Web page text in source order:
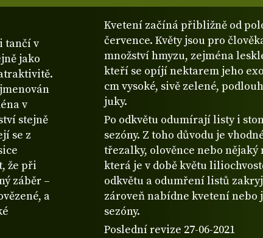
tančí v
jako
v
stejně
se z
že při
záběr –
a
Kvetení začíná přibližně od
července. Květy jsou pro
množství hmyzu, zejména
kteří se opíjí nektarem jeho
cm vysoké, sivě zelené,
juky.
Po odkvětu odumírají listy i
sezóny. Z toho důvodu je
třezalky, olověnce nebo
která je v době květu
odkvětu a odumření listů
zároveň nabídne kvetení
sezóny.
Poslední revize 27-06-2021